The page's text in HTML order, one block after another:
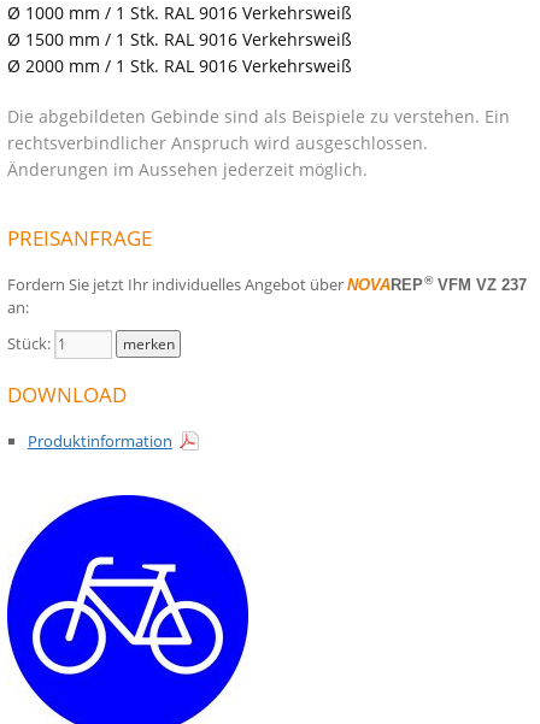
Ø 1000 mm / 1 Stk. RAL 9016 Verkehrsweiß
Ø 1500 mm / 1 Stk. RAL 9016 Verkehrsweiß
Ø 2000 mm / 1 Stk. RAL 9016 Verkehrsweiß
Die abgebildeten Gebinde sind als Beispiele zu verstehen. Ein
rechtsverbindlicher Anspruch wird ausgeschlossen.
Änderungen im Aussehen jederzeit möglich.
PREISANFRAGE
Fordern Sie jetzt Ihr individuelles Angebot über NOVAREP®VFM VZ 237
an:
Stück:
DOWNLOAD
Produktinformation